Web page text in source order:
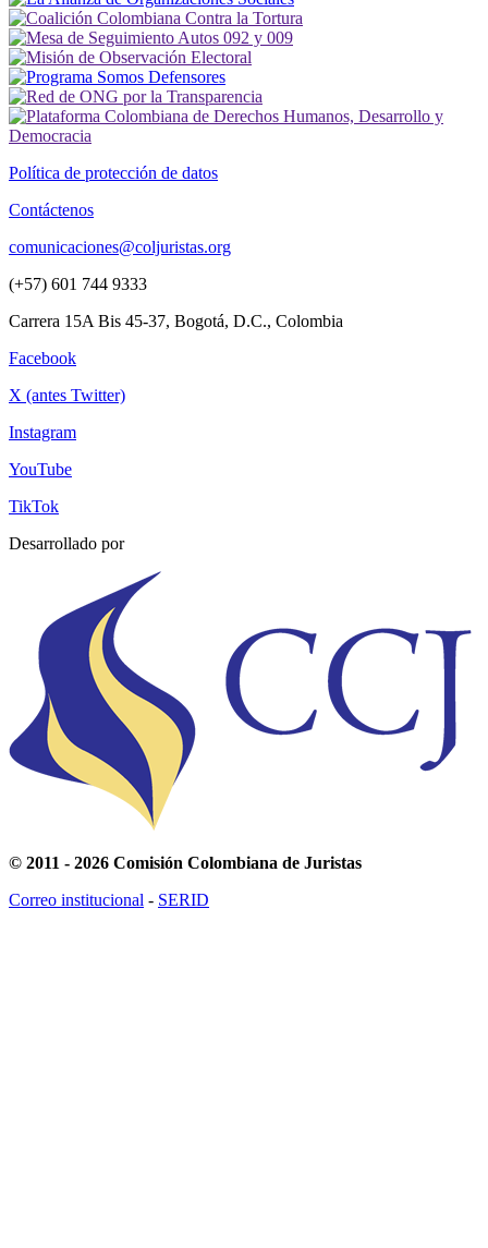
Política de protección de datos
Contáctenos
comunicaciones@coljuristas.org
(+57) 601 744 9333
Carrera 15A Bis 45-37, Bogotá, D.C., Colombia
Facebook
X (antes Twitter)
Instagram
YouTube
TikTok
Desarrollado por
© 2011 - 2026 Comisión Colombiana de Juristas
Correo institucional - SERID